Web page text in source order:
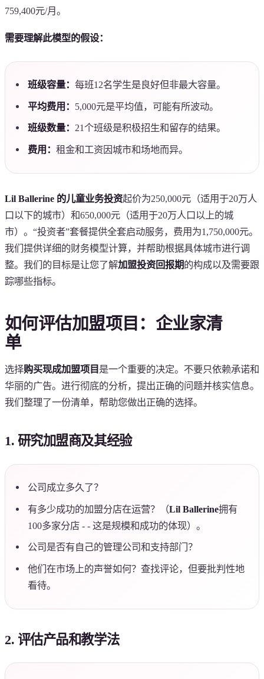
759,400元/月。
需要理解此模型的假设：
班级容量： 每班12名学生是良好但非最大容量。
平均费用： 5,000元是平均值，可能有所波动。
班级数量： 21个班级是积极招生和留存的结果。
费用： 租金和工资因城市和场地而异。
Lil Ballerine 的儿童业务投资起价为250,000元（适用于20万人
口以下的城市）和650,000元（适用于20万人口以上的城
市）。“投资者”套餐提供全套启动服务，费用为1,750,000元。
我们提供详细的财务模型计算，并帮助根据具体城市进行调
整。我们的目标是让您了解加盟投资回报期的构成以及需要跟
踪哪些指标。
如何评估加盟项目：企业家清
单
选择购买现成加盟项目 是一个重要的决定。不要只依赖承诺和
华丽的广告。进行彻底的分析，提出正确的问题并核实信息。
我们整理了一份清单，帮助您做出正确的选择。
1. 研究加盟商及其经验
公司成立多久了？
有多少成功的加盟分店在运营？（Lil Ballerine拥有
100多家分店 - - 这是规模和成功的体现）。
公司是否有自己的管理公司和支持部门？
他们在市场上的声誉如何？查找评论，但要批判性地
看待。
2. 评估产品和教学法